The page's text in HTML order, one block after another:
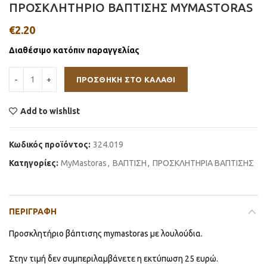
ΠΡΟΣΚΛΗΤΗΡΙΟ ΒΑΠΤΙΣΗΣ MYMASTORAS
€2.20
Διαθέσιμο κατόπιν παραγγελίας
ΠΡΟΣΘΉΚΗ ΣΤΟ ΚΑΛΆΘΙ
Add to wishlist
Κωδικός προϊόντος: 324.019
Κατηγορίες: MyMastoras, ΒΑΠΤΙΣΗ, ΠΡΟΣΚΛΗΤΗΡΙΑ ΒΑΠΤΙΣΗΣ
ΠΕΡΙΓΡΑΦΉ
Προσκλητήριο βάπτισης mymastoras με λουλούδια.
Στην τιμή δεν συμπεριλαμβάνετε η εκτύπωση 25 ευρώ.